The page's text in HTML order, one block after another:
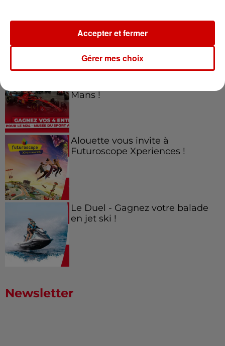
Gagnez vos entrées pour le
Mans !
Alouette vous invite à
Futuroscope Xperiences !
Le Duel - Gagnez votre balade
en jet ski !
Newsletter
Gérer mes choix
Accepter et fermer